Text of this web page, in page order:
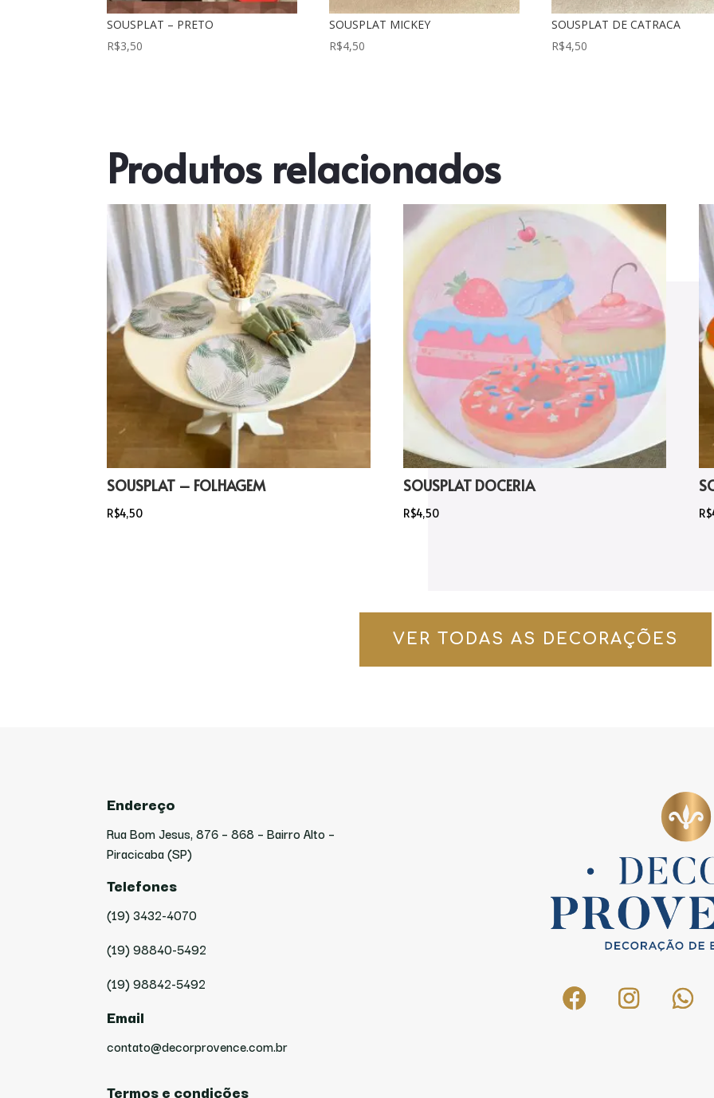
SOUSPLAT – PRETO
R$3,50
SOUSPLAT MICKEY
R$4,50
SOUSPLAT DE CATRACA
R$4,50
Produtos relacionados
SOUSPLAT – FOLHAGEM
R$4,50
SOUSPLAT DOCERIA
R$4,50 R$
VER TODAS AS DECORAÇÕES
Endereço
Rua Bom Jesus, 876 – 868 – Bairro Alto –
Piracicaba (SP)
Telefones
(19) 3432-4070
(19) 98840-5492
(19) 98842-5492
Email
contato@decorprovence.com.br
Termos e condições